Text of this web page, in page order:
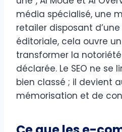
média spécialisé, une
retailer disposant
éditoriale, cela ouvre
transformer la
déclarée. Le SEO ne se
bien classé ; il devient
mémorisation et de